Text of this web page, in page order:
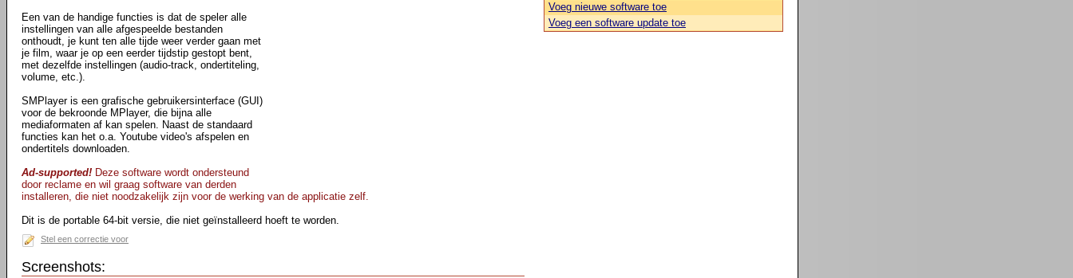
Een van de handige functies is dat de speler alle
instellingen van alle afgespeelde bestanden
onthoudt, je kunt ten alle tijde weer verder gaan met
je film, waar je op een eerder tijdstip gestopt bent,
met dezelfde instellingen (audio-track, ondertiteling,
volume, etc.).
SMPlayer is een grafische gebruikersinterface (GUI)
voor de bekroonde MPlayer, die bijna alle
mediaformaten af kan spelen. Naast de standaard
functies kan het o.a. Youtube video's afspelen en
ondertitels downloaden.
Ad-supported! Deze software wordt ondersteund
door reclame en wil graag software van derden
installeren, die niet noodzakelijk zijn voor de werking van de applicatie zelf.
Dit is de portable 64-bit versie, die niet geïnstalleerd hoeft te worden.
Stel een correctie voor
Screenshots:
Voeg nieuwe software toe
Voeg een software update toe